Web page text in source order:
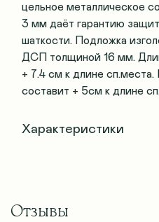
цельное металлическое
3 мм даёт гарантию
шаткости. Подложка
ДСП толщиной 16 мм.
+ 7.4 см к длине
составит + 5см к длине
Характеристики
Отзывы